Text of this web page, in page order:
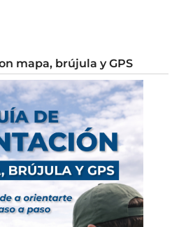
mapa, brújula y GPS